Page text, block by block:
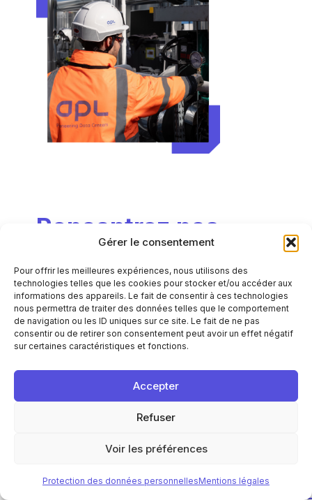
Gérer le consentement
Pour offrir les meilleures expériences, nous utilisons des
technologies telles que les cookies pour stocker et/ou accéder aux
informations des appareils. Le fait de consentir à ces technologies
nous permettra de traiter des données telles que le comportement
de navigation ou les ID uniques sur ce site. Le fait de ne pas
consentir ou de retirer son consentement peut avoir un effet négatif
sur certaines caractéristiques et fonctions.
Accepter
Refuser
Voir les préférences
Protection des données personnellesMentions légales
Rencontrez nos
experts
Un projet stratégique, une réflexion en cours
ou un besoin d’expertise ?
Les équipes APL Data Center sont à votre
écoute pour vous accompagner.
Contactez-nous